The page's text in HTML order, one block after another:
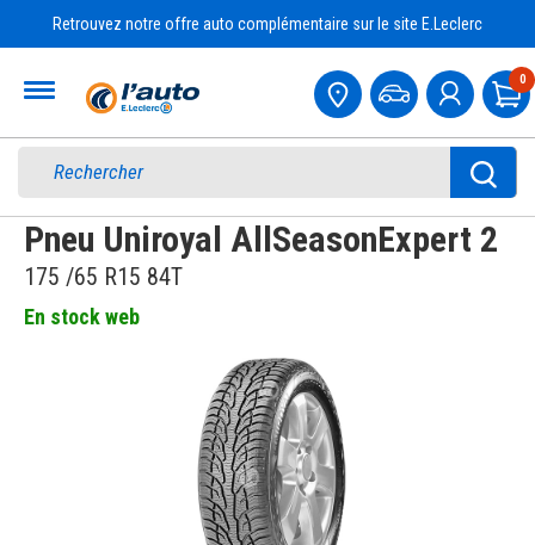
Retrouvez notre offre auto complémentaire sur le site E.Leclerc
0
Pneu Uniroyal AllSeasonExpert 2
175 /65 R15 84T
En stock web